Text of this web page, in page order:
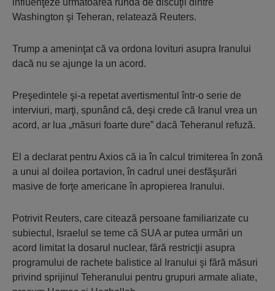
influenţeze următoarea rundă de discuţii dintre
Washington şi Teheran, relatează Reuters.
Trump a ameninţat că va ordona lovituri asupra Iranului
dacă nu se ajunge la un acord.
Preşedintele şi-a repetat avertismentul într-o serie de
interviuri, marţi, spunând că, deşi crede că Iranul vrea un
acord, ar lua „măsuri foarte dure” dacă Teheranul refuză.
El a declarat pentru Axios că ia în calcul trimiterea în zonă
a unui al doilea portavion, în cadrul unei desfăşurări
masive de forţe americane în apropierea Iranului.
Potrivit Reuters, care citează persoane familiarizate cu
subiectul, Israelul se teme că SUA ar putea urmări un
acord limitat la dosarul nuclear, fără restricţii asupra
programului de rachete balistice al Iranului şi fără măsuri
privind sprijinul Teheranului pentru grupuri armate aliate,